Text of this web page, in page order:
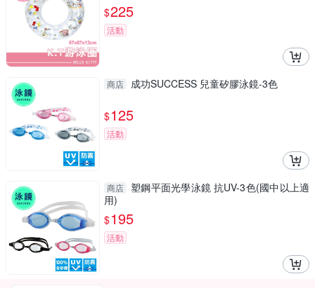
$225
活動
商店 成功SUCCESS 兒童矽膠泳鏡-3色
$125
活動
商店
塑鋼平面光學泳鏡 抗UV-3色(國中以上適
用)
$195
活動